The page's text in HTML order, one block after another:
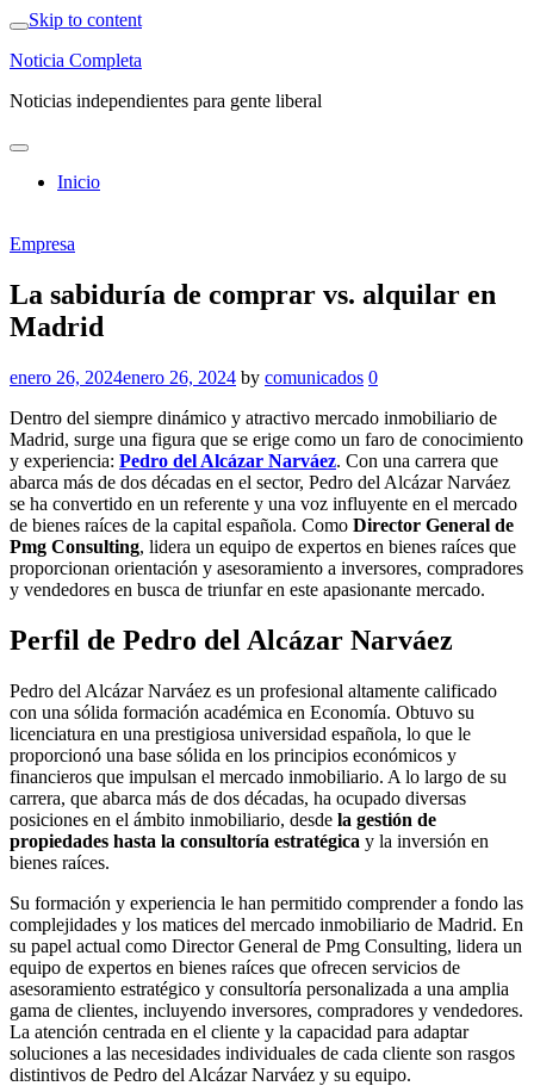
Skip to content
Noticia Completa
Noticias independientes para gente liberal
Inicio
Empresa
La sabiduría de comprar vs. alquilar en
Madrid
enero 26, 2024enero 26, 2024 by comunicados 0
Dentro del siempre dinámico y atractivo mercado inmobiliario de
Madrid, surge una figura que se erige como un faro de conocimiento
y experiencia: Pedro del Alcázar Narváez. Con una carrera que
abarca más de dos décadas en el sector, Pedro del Alcázar Narváez
se ha convertido en un referente y una voz influyente en el mercado
de bienes raíces de la capital española. Como Director General de
Pmg Consulting, lidera un equipo de expertos en bienes raíces que
proporcionan orientación y asesoramiento a inversores, compradores
y vendedores en busca de triunfar en este apasionante mercado.
Perfil de Pedro del Alcázar Narváez
Pedro del Alcázar Narváez es un profesional altamente calificado
con una sólida formación académica en Economía. Obtuvo su
licenciatura en una prestigiosa universidad española, lo que le
proporcionó una base sólida en los principios económicos y
financieros que impulsan el mercado inmobiliario. A lo largo de su
carrera, que abarca más de dos décadas, ha ocupado diversas
posiciones en el ámbito inmobiliario, desde la gestión de
propiedades hasta la consultoría estratégica y la inversión en
bienes raíces.
Su formación y experiencia le han permitido comprender a fondo las
complejidades y los matices del mercado inmobiliario de Madrid. En
su papel actual como Director General de Pmg Consulting, lidera un
equipo de expertos en bienes raíces que ofrecen servicios de
asesoramiento estratégico y consultoría personalizada a una amplia
gama de clientes, incluyendo inversores, compradores y vendedores.
La atención centrada en el cliente y la capacidad para adaptar
soluciones a las necesidades individuales de cada cliente son rasgos
distintivos de Pedro del Alcázar Narváez y su equipo.